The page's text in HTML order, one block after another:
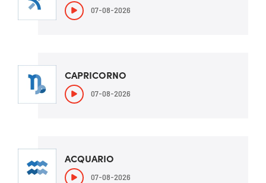
07-08-2026
CAPRICORNO
07-08-2026
ACQUARIO
07-08-2026